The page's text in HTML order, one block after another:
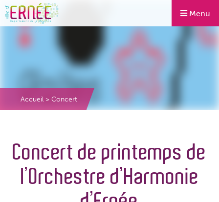
Menu
Accueil > Concert
Concert de printemps de
l’Orchestre d’Harmonie